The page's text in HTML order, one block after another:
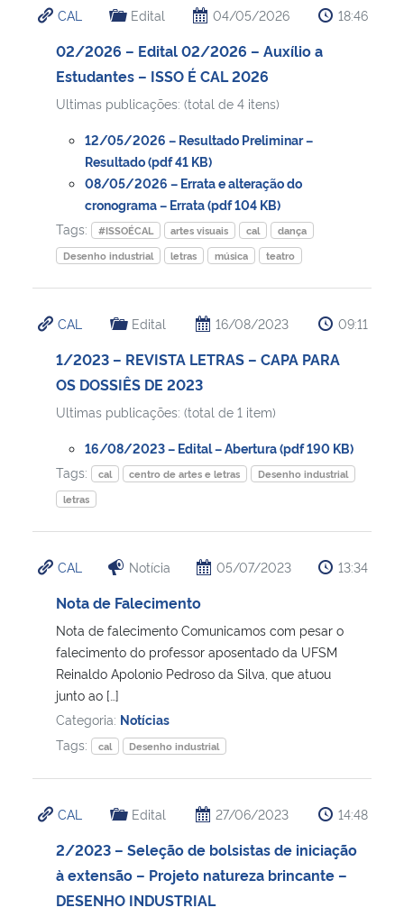
Ministério da Cidadania
Ministério de Minas e Energia
Ministério da Ciência, Tecnologia, Inovações e Comunicações
Ministério do Meio Ambiente
Ministério do Turismo
Secretaria-Geral
Secretaria de Governo
Banco Central do Brasil
CAL Edital 04/05/2026 18:46
02/2026 – Edital 02/2026 – Auxílio a
Estudantes – ISSO É CAL 2026
Ultimas publicações: (total de 4 itens)
12/05/2026 – Resultado Preliminar –
Resultado (pdf 41 KB)
08/05/2026 – Errata e alteração do
cronograma – Errata (pdf 104 KB)
Tags:
#ISSOÉCAL artes visuais cal
dança
Desenho industrial
letras música teatro
CAL Edital 16/08/2023 09:11
1/2023 – REVISTA LETRAS – CAPA PARA
OS DOSSIÊS DE 2023
Ultimas publicações: (total de 1 item)
16/08/2023 – Edital – Abertura (pdf 190 KB)
Tags:
cal centro de artes e letras
Desenho industrial
letras
CAL Notícia 05/07/2023 13:34
Nota de Falecimento
Nota de falecimento Comunicamos com pesar o
falecimento do professor aposentado da UFSM
Reinaldo Apolonio Pedroso da Silva, que atuou
junto ao […]
Categoria: Notícias
Tags:
cal Desenho industrial
CAL Edital 27/06/2023 14:48
2/2023 – Seleção de bolsistas de iniciação
à extensão – Projeto natureza brincante –
DESENHO INDUSTRIAL